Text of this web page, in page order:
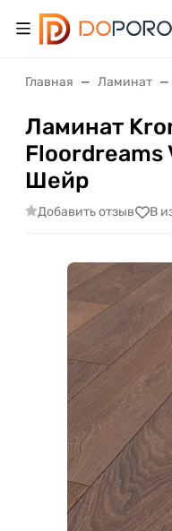
Главная Ламинат
Ламинат
Floordreams
Шейр
Добавить отзыв В